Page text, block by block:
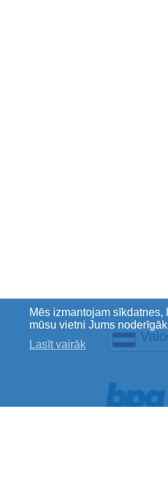
Mēs izmantojam sīkdatnes,
mūsu vietni Jums
Lasīt vairāk